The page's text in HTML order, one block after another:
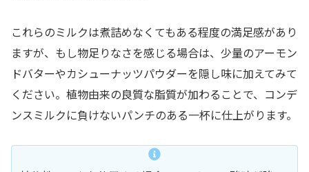
これらのミルクは煮詰めなくてもある程度の満足感があり
ますが、もし物足りなさを感じる場合は、少量のアーモン
ドバターやカシューナッツパウダーを隠し味に加えてみて
ください。植物由来の良質な脂質が加わることで、コンデ
ンスミルクに負けないパンチのある一杯に仕上がります。